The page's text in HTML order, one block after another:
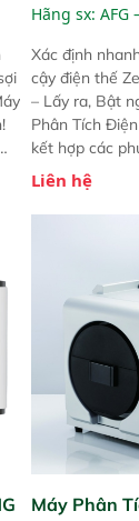
Hãng sx: AFG
Xác định
cậy điện thế
– Lấy ra, Bật
Phân Tích
kết hợp các
thế Zeta đã
đơn giản
vận hành của
trước đó.
bản trước,
nhẹ hơn đáng
nâng cấp với
Liên hệ
Máy Phân